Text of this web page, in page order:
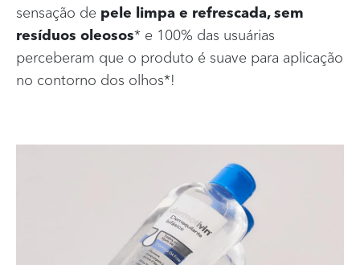
sensação de pele limpa e refrescada, sem
resíduos oleosos* e 100% das usuárias
perceberam que o produto é suave para aplicação
no contorno dos olhos*!